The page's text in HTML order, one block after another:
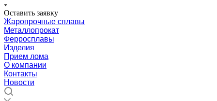
Оставить заявку
Жаропрочные сплавы
Металлопрокат
Ферросплавы
Изделия
Прием лома
О компании
Контакты
Новости